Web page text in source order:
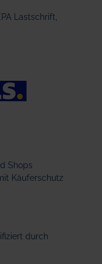
Lastschrift,
Shops
Käuferschutz
durch